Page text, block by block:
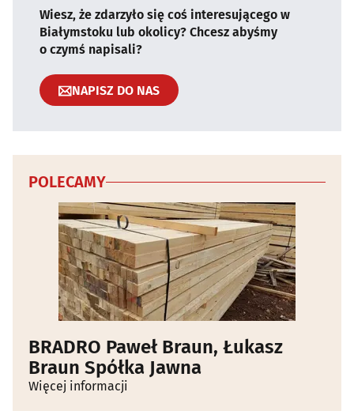
Wiesz, że zdarzyło się coś interesującego w
Białymstoku lub okolicy? Chcesz abyśmy
o czymś napisali?
NAPISZ DO NAS
POLECAMY
BRADRO Paweł Braun, Łukasz
Braun Spółka Jawna
Więcej informacji